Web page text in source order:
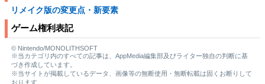
リメイク版の変更点・新要素
ゲーム権利表記
© Nintendo/MONOLITHSOFT
※当カテゴリ内のすべての記事は、AppMedia編集部及びライター独自の判断に基
づき作成しています。
※当サイトが掲載しているデータ、画像等の無断使用・無断転載は固くお断りして
おります。